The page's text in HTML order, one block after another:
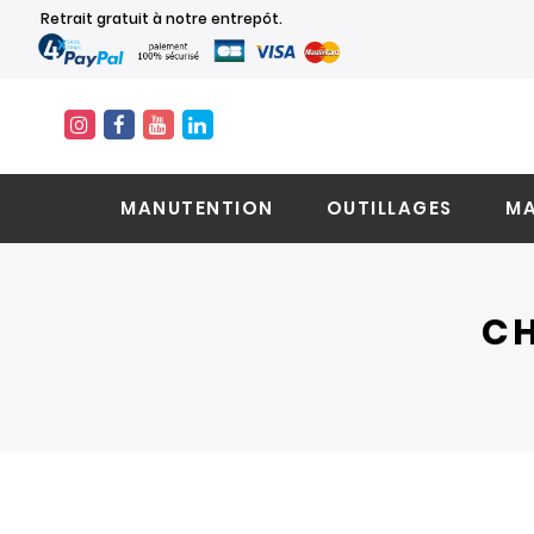
Retrait gratuit à notre entrepôt.
MANUTENTION OUTILLAGES